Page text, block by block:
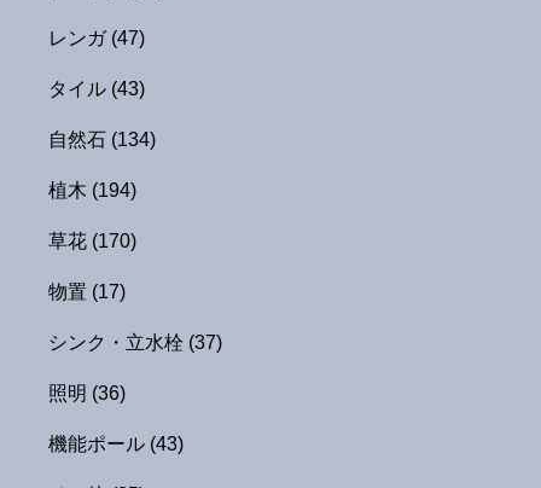
レンガ (47)
タイル (43)
自然石 (134)
植木 (194)
草花 (170)
物置 (17)
シンク・立水栓 (37)
照明 (36)
機能ポール (43)